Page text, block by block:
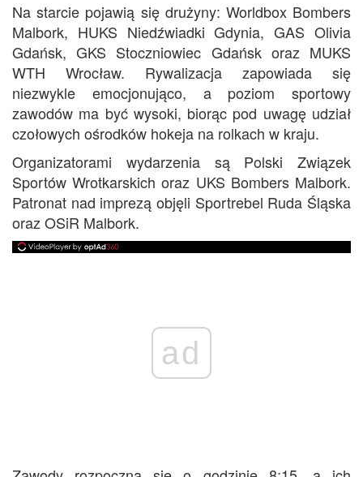
Na starcie pojawią się drużyny: Worldbox Bombers
Malbork, HUKS Niedźwiadki Gdynia, GAS Olivia
Gdańsk, GKS Stoczniowiec Gdańsk oraz MUKS
WTH Wrocław. Rywalizacja zapowiada się
niezwykle emocjonująco, a poziom sportowy
zawodów ma być wysoki, biorąc pod uwagę udział
czołowych ośrodków hokeja na rolkach w kraju.
Organizatorami wydarzenia są Polski Związek
Sportów Wrotkarskich oraz UKS Bombers Malbork.
Patronat nad imprezą objęli Sportrebel Ruda Śląska
oraz OSiR Malbork.
ad